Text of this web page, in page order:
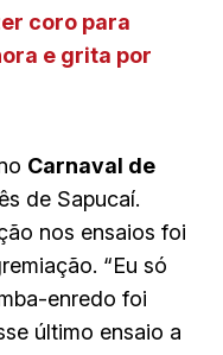
coro para
e grita por
Carnaval de
de Sapucaí.
nos ensaios foi
“Eu só
enredo foi
último ensaio a